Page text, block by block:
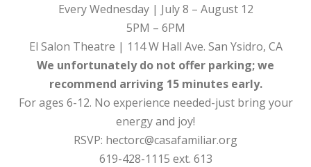
Every Wednesday | July 8 – August 12
5PM – 6PM
El Salon Theatre | 114 W Hall Ave. San Ysidro, CA
We unfortunately do not offer parking; we
recommend arriving 15 minutes early.
For ages 6-12. No experience needed-just bring your
energy and joy!
RSVP: hectorc@casafamiliar.org
619-428-1115 ext. 613